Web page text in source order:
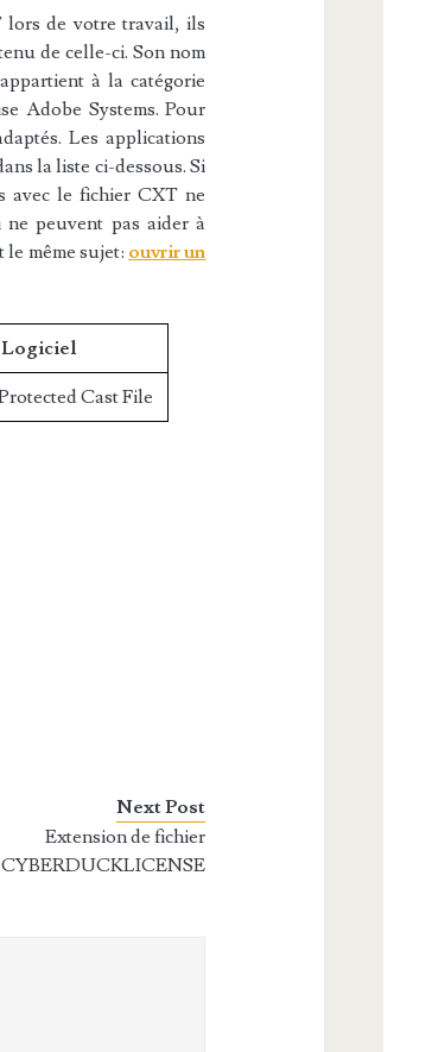
lors de votre travail, ils
de celle-ci. Son nom
à la catégorie
Adobe Systems. Pour
Les applications
la liste ci-dessous. Si
avec le fichier CXT ne
ne peuvent pas aider à
même sujet: ouvrir un
Logiciel
Cast File
Next Post
Extension de fichier
CYBERDUCKLICENSE